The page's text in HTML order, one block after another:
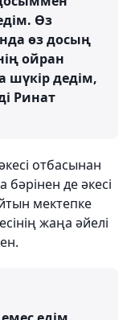
Өз
өз досың
ойран
шүкір дедім,
Ринат
отбасынан
бәрінен де әкесі
мектепке
жаңа әйелі